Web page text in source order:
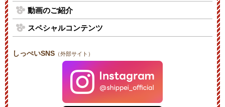
動画のご紹介
スペシャルコンテンツ
しっぺいSNS （外部サイト）